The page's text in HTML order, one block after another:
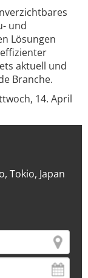
und
Lösungen
aktuell und
Branche.
14. April
Tokio, Japan